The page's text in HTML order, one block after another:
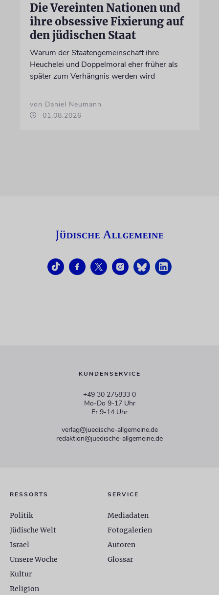
Die Vereinten Nationen und
ihre obsessive Fixierung auf
den jüdischen Staat
Warum der Staatengemeinschaft ihre
Heuchelei und Doppelmoral eher früher als
später zum Verhängnis werden wird
von Daniel Neumann
01.08.2026
KUNDENSERVICE
+49 30 275833 0
Mo-Do 9-17 Uhr
Fr 9-14 Uhr
verlag@juedische-allgemeine.de
redaktion@juedische-allgemeine.de
RESSORTS
Politik
Jüdische Welt
Israel
Unsere Woche
Kultur
Religion
SERVICE
Mediadaten
Fotogalerien
Autoren
Glossar